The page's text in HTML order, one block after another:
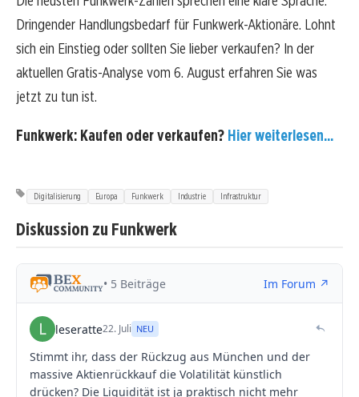
Dringender Handlungsbedarf für Funkwerk-Aktionäre. Lohnt
sich ein Einstieg oder sollten Sie lieber verkaufen? In der
aktuellen Gratis-Analyse vom 6. August erfahren Sie was
jetzt zu tun ist.
Funkwerk: Kaufen oder verkaufen? Hier weiterlesen...
Digitalisierung Europa Funkwerk Industrie Infrastruktur
Diskussion zu Funkwerk